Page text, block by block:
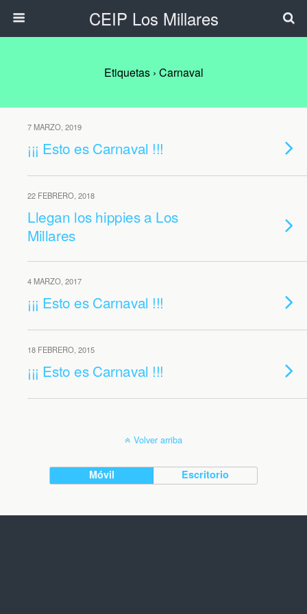
CEIP Los Millares
Etiquetas › Carnaval
7 MARZO, 2019
¡¡¡ Esto es Carnaval !!!
22 FEBRERO, 2018
Llegan los hippies a Los
Millares
4 MARZO, 2017
¡¡¡ Esto es Carnaval !!!
18 FEBRERO, 2015
¡¡¡ Esto es Carnaval !!!
Volver arriba
Móvil Escritorio